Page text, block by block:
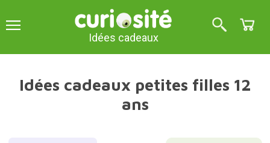
Idées cadeaux
Idées cadeaux petites filles 12
ans